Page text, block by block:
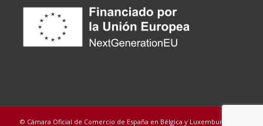
© Cámara Oficial de Comercio de España en Bélgica y Luxemburgo